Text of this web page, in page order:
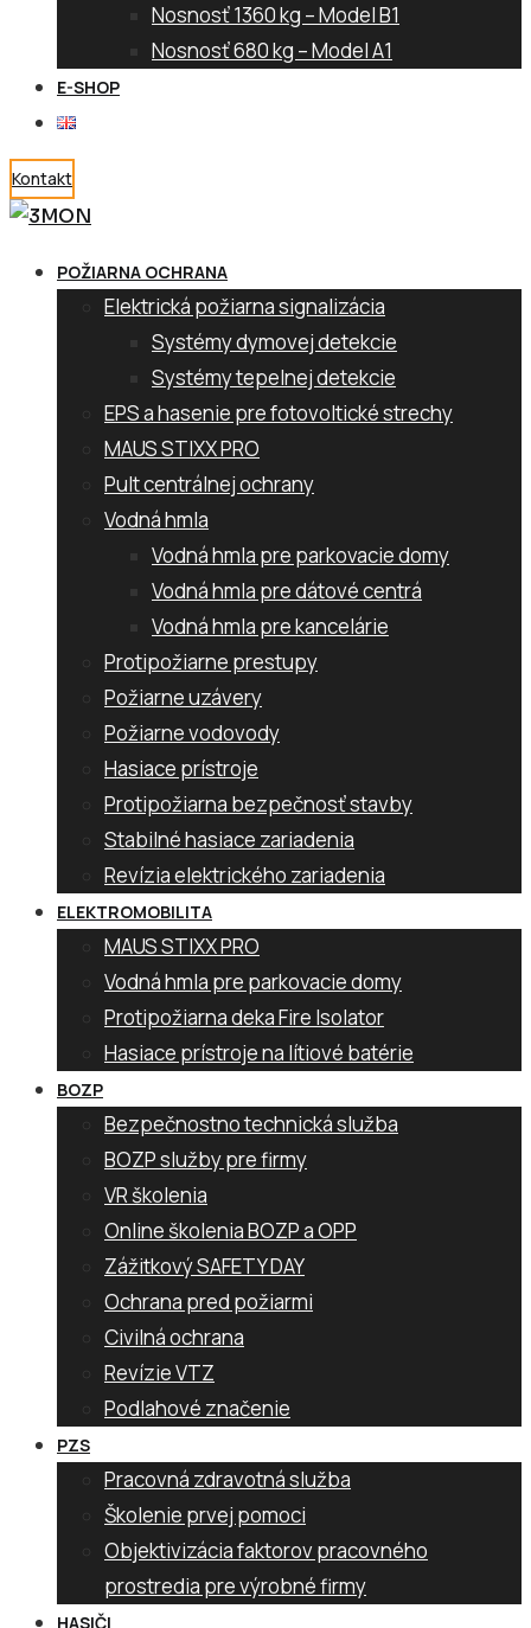
Nosnosť 1360 kg – Model B1
Nosnosť 680 kg – Model A1
E-SHOP
Kontakt
POŽIARNA OCHRANA
Elektrická požiarna signalizácia
Systémy dymovej detekcie
Systémy tepelnej detekcie
EPS a hasenie pre fotovoltické strechy
MAUS STIXX PRO
Pult centrálnej ochrany
Vodná hmla
Vodná hmla pre parkovacie domy
Vodná hmla pre dátové centrá
Vodná hmla pre kancelárie
Protipožiarne prestupy
Požiarne uzávery
Požiarne vodovody
Hasiace prístroje
Protipožiarna bezpečnosť stavby
Stabilné hasiace zariadenia
Revízia elektrického zariadenia
ELEKTROMOBILITA
MAUS STIXX PRO
Vodná hmla pre parkovacie domy
Protipožiarna deka Fire Isolator
Hasiace prístroje na lítiové batérie
BOZP
Bezpečnostno technická služba
BOZP služby pre firmy
VR školenia
Online školenia BOZP a OPP
Zážitkový SAFETY DAY
Ochrana pred požiarmi
Civilná ochrana
Revízie VTZ
Podlahové značenie
PZS
Pracovná zdravotná služba
Školenie prvej pomoci
Objektivizácia faktorov pracovného
prostredia pre výrobné firmy
HASIČI